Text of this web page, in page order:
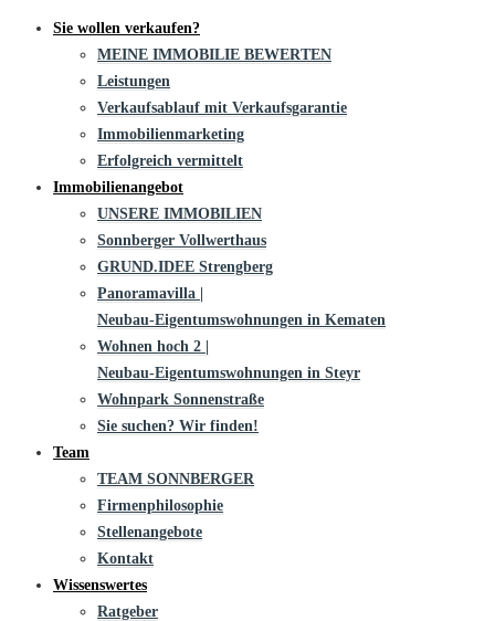
Sie wollen verkaufen?
MEINE IMMOBILIE BEWERTEN
Leistungen
Verkaufsablauf mit Verkaufsgarantie
Immobilienmarketing
Erfolgreich vermittelt
Immobilienangebot
UNSERE IMMOBILIEN
Sonnberger Vollwerthaus
GRUND.IDEE Strengberg
Panoramavilla |
Neubau-Eigentums­­wohnungen in Kematen
Wohnen hoch 2 |
Neubau-Eigentumswohnungen in Steyr
Wohnpark Sonnenstraße
Sie suchen? Wir finden!
Team
TEAM SONNBERGER
Firmenphilosophie
Stellenangebote
Kontakt
Wissenswertes
Ratgeber